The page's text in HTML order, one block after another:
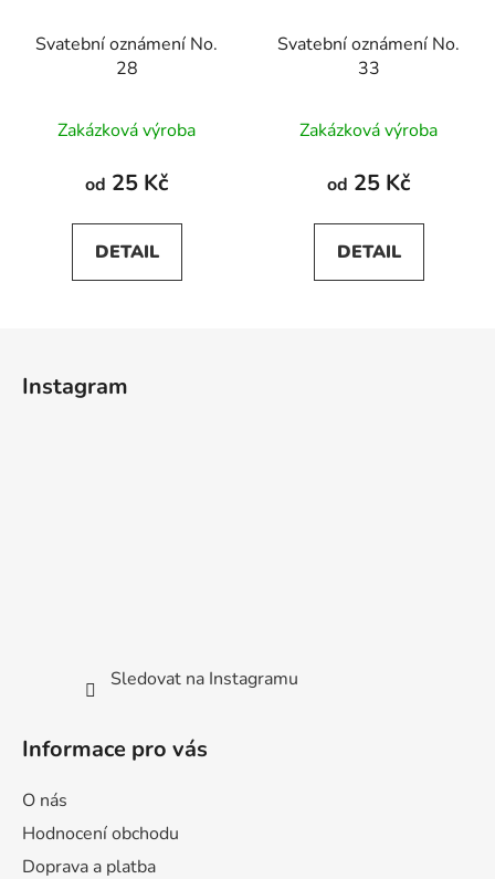
Svatební oznámení No.
28
Zakázková výroba
od 25 Kč
DETAIL
Svatební oznámení No.
33
Zakázková výroba
od 25 Kč
DETAIL
Instagram
Sledovat na Instagramu
Informace pro vás
O nás
Hodnocení obchodu
Doprava a platba